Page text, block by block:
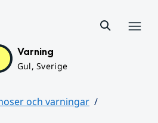
Varning
Gul, Sverige
och varningar